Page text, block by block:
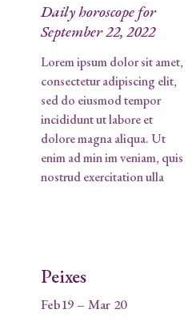
Daily horoscope for
September 22, 2022
Lorem ipsum dolor sit amet,
consectetur adipiscing elit,
sed do eiusmod tempor
incididunt ut labore et
dolore magna aliqua. Ut
enim ad min im veniam, quis
nostrud exercitation ulla
Peixes
Feb19 – Mar 20